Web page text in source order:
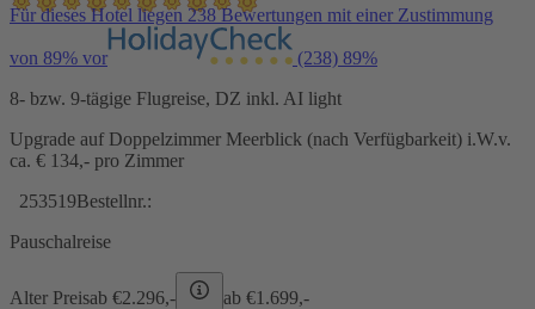
Für dieses Hotel liegen 238 Bewertungen mit einer Zustimmung
von 89% vor (238) 89%
8- bzw. 9-tägige Flugreise, DZ inkl. AI light
Upgrade auf Doppelzimmer Meerblick (nach Verfügbarkeit) i.W.v.
ca. € 134,- pro Zimmer
253519Bestellnr.:
Pauschalreise
Alter Preisab €2.296,- ab €1.699,-